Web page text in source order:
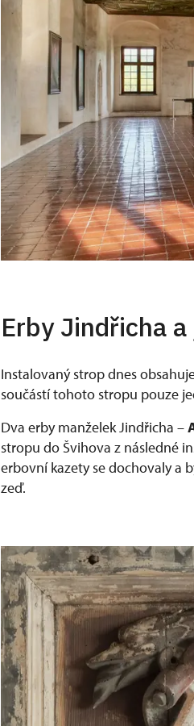
Erb Jindřicha z
Romulus a Remus
Scipio se odmítá
Horatius souzen
Poškozená kazeta
Poškozená kazeta
Mucius Scaevola
Poškozená kazeta
Erby Jindřicha
Instalovaný strop dnes
součástí tohoto stropu pouze
Dva erby manželek Jindřicha –
stropu do Švihova z následné
erbovní kazety se dochovaly a
zeď.